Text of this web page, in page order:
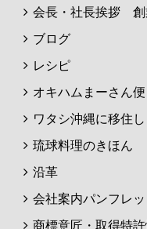
会長・社長挨拶 創
ブログ
レシピ
オキハムまーさん便
ワタシ沖縄に移住し
琉球料理のきほん
沿革
会社案内パンフレッ
商標意匠・取得特